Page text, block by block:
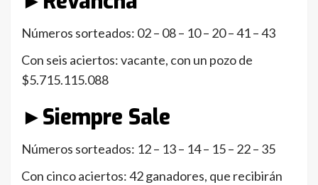
Números sorteados: 02 – 08 – 10 – 20 – 41 – 43
Con seis aciertos: vacante, con un pozo de
$5.715.115.088
►Siempre Sale
Números sorteados: 12 – 13 – 14 – 15 – 22 – 35
Con cinco aciertos: 42 ganadores, que recibirán